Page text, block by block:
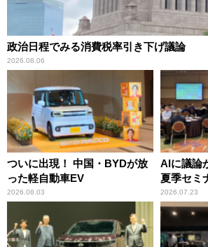
政治日程でみる消費税率引き下げ議論
2026.08.06
ついに出現！ 中国・BYDが放
った軽自動車EV
2026.08.03
AIに議論
夏季セミ
2026.07.23